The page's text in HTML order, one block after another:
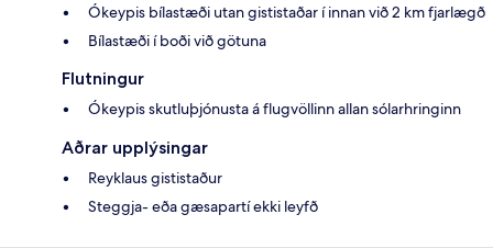
Ókeypis bílastæði utan gististaðar í innan við 2 km fjarlægð
Bílastæði í boði við götuna
Flutningur
Ókeypis skutluþjónusta á flugvöllinn allan sólarhringinn
Aðrar upplýsingar
Reyklaus gististaður
Steggja- eða gæsapartí ekki leyfð